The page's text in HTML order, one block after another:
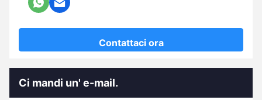
Contattaci ora
Ci mandi un' e-mail.